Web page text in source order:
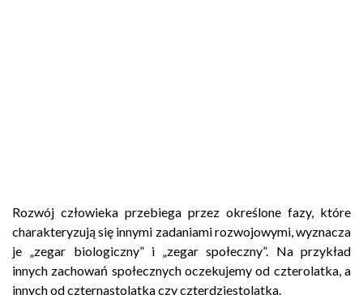
Rozwój człowieka przebiega przez określone fazy, które
charakteryzują się innymi zadaniami rozwojowymi, wyznacza
je „zegar biologiczny” i „zegar społeczny”. Na przykład
innych zachowań społecznych oczekujemy od czterolatka, a
innych od czternastolatka czy czterdziestolatka.